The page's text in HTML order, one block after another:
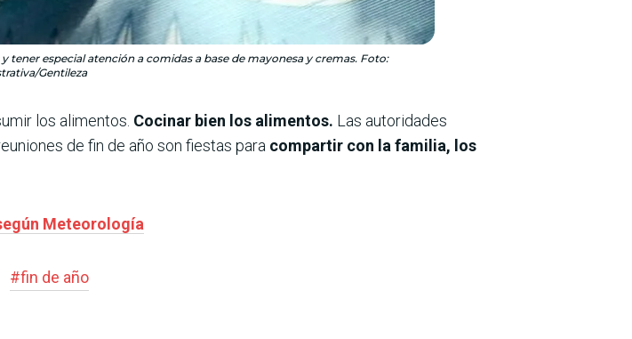
especial atención a comidas a base de mayonesa y cremas. Foto:
Gentileza
los alimentos. Cocinar bien los alimentos. Las autoridades
de fin de año son fiestas para compartir con la familia, los
Meteorología
#fin de año